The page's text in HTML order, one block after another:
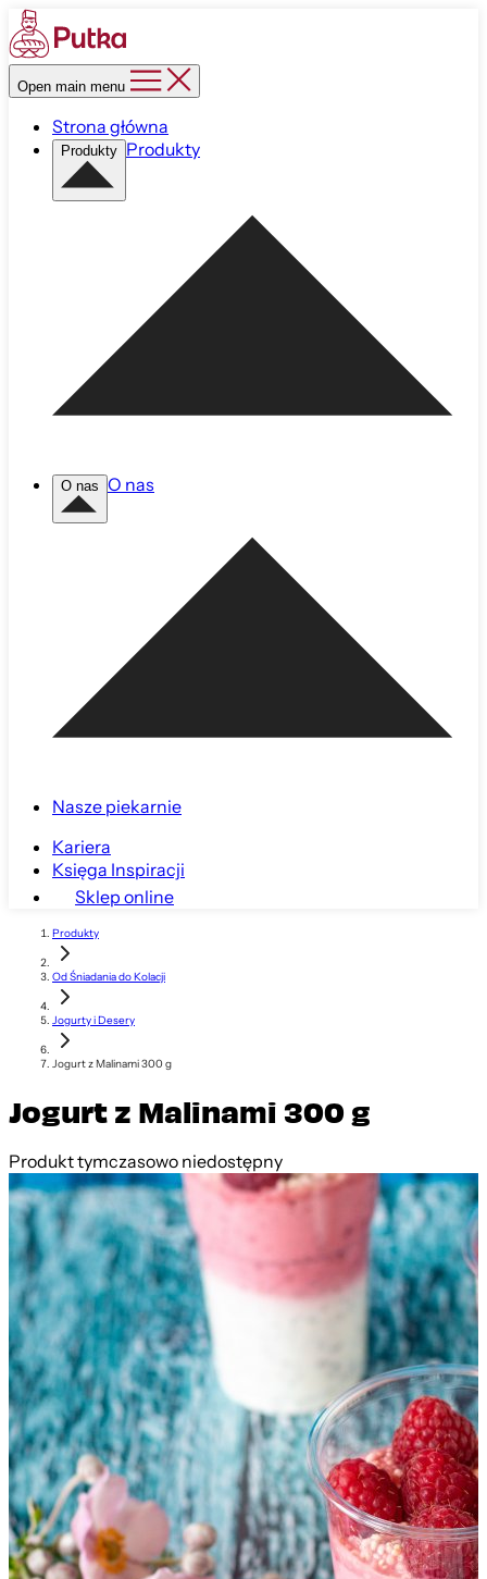
Open main menu
Strona główna
Produkty Produkty
O nas O nas
Nasze piekarnie
Kariera
Księga Inspiracji
Sklep online
Produkty
Od Śniadania do Kolacji
Jogurty i Desery
Jogurt z Malinami 300 g
Jogurt z Malinami 300 g
Produkt tymczasowo niedostępny